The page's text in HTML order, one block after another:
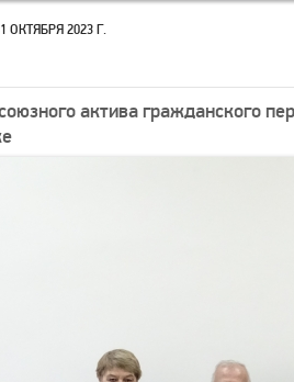
ОКТЯБРЯ 2023 Г.
актива гражданского